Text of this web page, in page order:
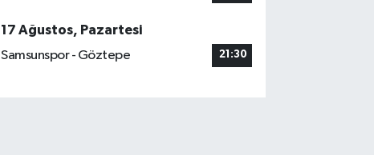
17 Ağustos, Pazartesi
Samsunspor - Göztepe
21:30